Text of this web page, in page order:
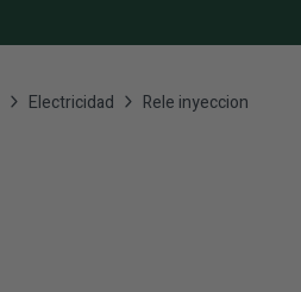
Electricidad Rele inyeccion